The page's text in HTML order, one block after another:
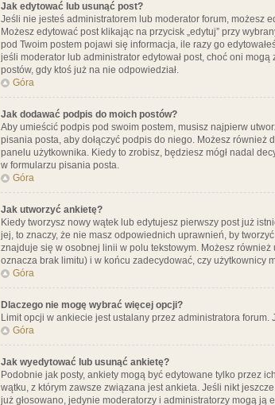
Jak edytować lub usunąć post?
Jeśli nie jesteś administratorem lub moderator forum, możesz
Możesz edytować post klikając na przycisk „edytuj” przy
pod Twoim postem pojawi się informacja, ile razy go
jeśli moderator lub administrator edytował post, choć oni
postów, gdy ktoś już na nie odpowiedział.
Góra
Jak dodawać podpis do moich postów?
Aby umieścić podpis pod swoim postem, musisz najpierw
pisania posta, aby dołączyć podpis do niego. Możesz
panelu użytkownika. Kiedy to zrobisz, będziesz mógł nadal
w formularzu pisania posta.
Góra
Jak utworzyć ankietę?
Kiedy tworzysz nowy wątek lub edytujesz pierwszy post już
jej, to znaczy, że nie masz odpowiednich uprawnień, by
znajduje się w osobnej linii w polu tekstowym. Możesz
oznacza brak limitu) i w końcu zadecydować, czy użytkownicy
Góra
Dlaczego nie mogę wybrać więcej opcji?
Limit opcji w ankiecie jest ustalany przez administratora
Góra
Jak wyedytować lub usunąć ankietę?
Podobnie jak posty, ankiety mogą być edytowane tylko przez
wątku, z którym zawsze związana jest ankieta. Jeśli nikt
już głosowano, jedynie moderatorzy i administratorzy mogą